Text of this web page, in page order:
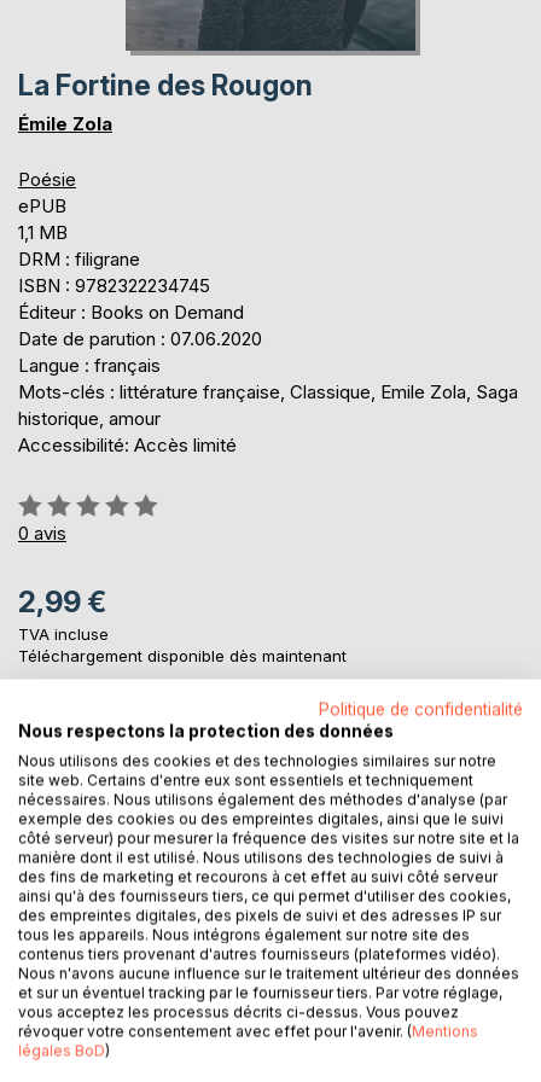
La Fortine des Rougon
Émile Zola
Poésie
ePUB
1,1 MB
DRM : filigrane
ISBN : 9782322234745
Éditeur : Books on Demand
Date de parution : 07.06.2020
Langue : français
Mots-clés : littérature française, Classique, Emile Zola, Saga
historique, amour
Accessibilité: Accès limité
Évaluation:
0%
0 avis
2,99 €
TVA incluse
Téléchargement disponible dès maintenant
AJOUTER AU PANIER
Ajouter à ma liste d'envies
Laisser un avis
DESCRIPTION
Politique de confidentialité
Nous respectons la protection des données
Nous utilisons des cookies et des technologies similaires sur notre
site web. Certains d'entre eux sont essentiels et techniquement
nécessaires. Nous utilisons également des méthodes d'analyse (par
exemple des cookies ou des empreintes digitales, ainsi que le suivi
côté serveur) pour mesurer la fréquence des visites sur notre site et la
manière dont il est utilisé. Nous utilisons des technologies de suivi à
des fins de marketing et recourons à cet effet au suivi côté serveur
ainsi qu'à des fournisseurs tiers, ce qui permet d'utiliser des cookies,
des empreintes digitales, des pixels de suivi et des adresses IP sur
tous les appareils. Nous intégrons également sur notre site des
contenus tiers provenant d'autres fournisseurs (plateformes vidéo).
Nous n'avons aucune influence sur le traitement ultérieur des données
et sur un éventuel tracking par le fournisseur tiers. Par votre réglage,
vous acceptez les processus décrits ci-dessus. Vous pouvez
révoquer votre consentement avec effet pour l'avenir. (Mentions
légales BoD)